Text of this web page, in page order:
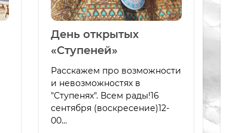
День открытых
«Ступеней»
Расскажем про возможности
и невозможностях в
"Ступенях". Всем рады!16
сентября (воскресение)12-
00...